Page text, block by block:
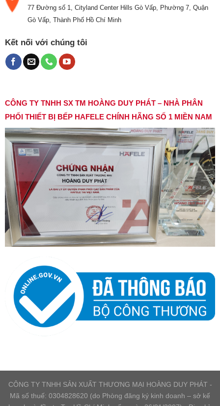
77 Đường số 1, Cityland Center Hills Gò Vấp, Phường 7, Quận
Gò Vấp, Thành Phố Hồ Chí Minh
Kết nối với chúng tôi
CÔNG TY TNHH SX TM HOÀNG DUY PHÁT – NHÀ PHÂN
PHỐI THIẾT BỊ BẾP HAFELE CHÍNH HÃNG SỐ 1 MIỀN NAM
CÔNG TY TNHH SẢN XUẤT THƯƠNG MẠI HOÀNG DUY PHÁT -
Mã số thuế: 0304828620 (do Phòng đăng ký kinh doanh – sở kế